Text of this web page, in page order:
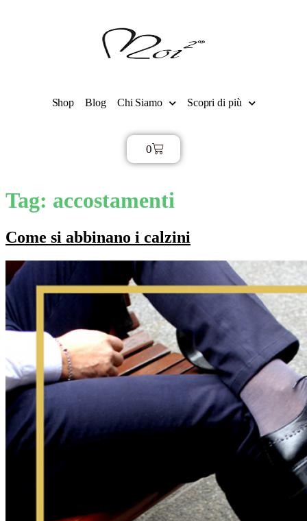
Shop Blog Chi Siamo Scopri di più
0
Tag: accostamenti
Come si abbinano i calzini